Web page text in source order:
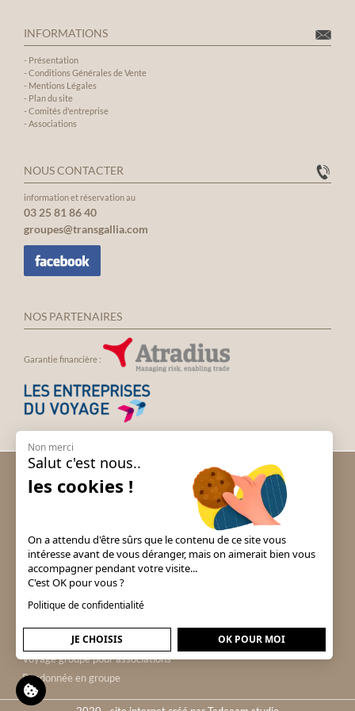
INFORMATIONS
- Présentation
- Conditions Générales de Vente
- Mentions Légales
- Plan du site
- Comités d'entreprise
- Associations
NOUS CONTACTER
information et réservation au
03 25 81 86 40
groupes@transgallia.com
NOS PARTENAIRES
Garantie financière :
Voyage groupe Espagne
Voyage groupe Londres
Voyage groupe Portugal
Voyage groupe Prague & Tchéquie
Voyage groupe Puy du Fou
Voyage groupe pour comités
d'entreprise
Voyage groupe pour associations
Randonnée en groupe
Non merci
Salut c'est nous..
les cookies !
On a attendu d'être sûrs que le contenu de ce site vous
intéresse avant de vous déranger, mais on aimerait bien vous
accompagner pendant votre visite...
C'est OK pour vous ?
Politique de confidentialité
JE CHOISIS OK POUR MOI